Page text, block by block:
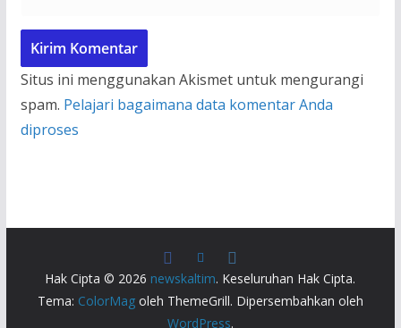
Situs ini menggunakan Akismet untuk mengurangi
spam. Pelajari bagaimana data komentar Anda
diproses
Hak Cipta © 2026 newskaltim. Keseluruhan Hak Cipta.
Tema: ColorMagoleh ThemeGrill. Dipersembahkan oleh
WordPress.